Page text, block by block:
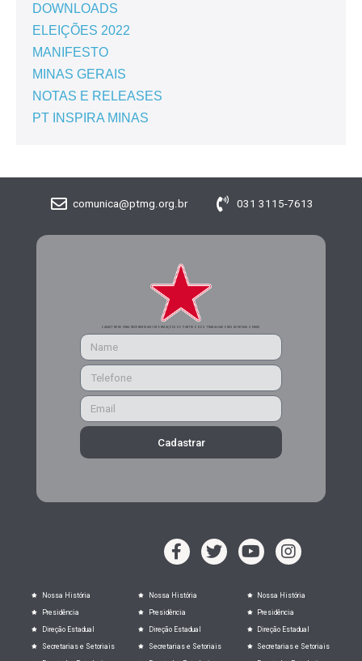
DOWNLOADS
ELEIÇÕES 2022
MANIFESTO
MINAS GERAIS
NOTAS E RELEASES
PT INSPIRA MINAS
comunica@ptmg.org.br 031 3115-7613
CADASTRE-SE PARA RECEBER MAIS INFORMAÇÕES DO PARTIDO DOS TRABALHADORES DE MINAS GERAIS
Cadastrar
Nossa História
Presidência
Direção Estadual
Secretarias e Setoriais
Nossa História
Presidência
Direção Estadual
Secretarias e Setoriais
Nossa História
Presidência
Direção Estadual
Secretarias e Setoriais